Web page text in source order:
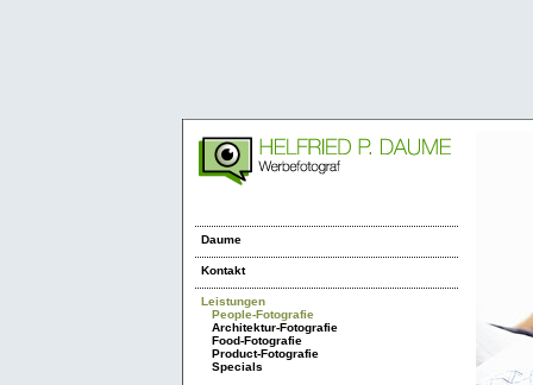
Daume
Kontakt
Leistungen
People-Fotografie
Architektur-Fotografie
Food-Fotografie
Product-Fotografie
Specials